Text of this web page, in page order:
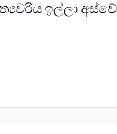
ඉල්ලා අස්වේ